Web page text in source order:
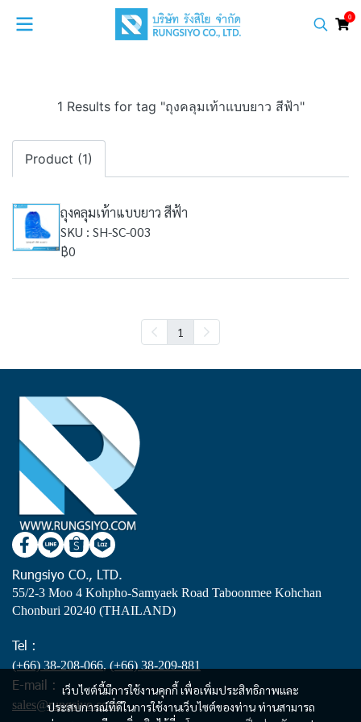
0
1 Results for tag "ถุงคลุมเท้าแบบยาว สีฟ้า"
Product (1)
ถุงคลุมเท้าแบบยาว สีฟ้า
SKU : SH-SC-003
฿0
1
เว็บไซต์นี้มีการใช้งานคุกกี้ เพื่อเพิ่มประสิทธิภาพและ
ประสบการณ์ที่ดีในการใช้งานเว็บไซต์ของท่าน ท่านสามารถ
Rungsiyo CO., LTD.
55/2-3 Moo 4 Kohpho-Samyaek Road Taboonmee Kohchan
Chonburi 20240 (THAILAND)
Tel :
(+66) 38-208-066, (+66) 38-209-881
E-mail :
sales@rungsiyo.com